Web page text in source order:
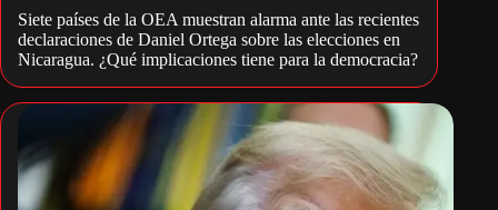
Siete países de la OEA muestran alarma ante las recientes
declaraciones de Daniel Ortega sobre las elecciones en
Nicaragua. ¿Qué implicaciones tiene para la democracia?